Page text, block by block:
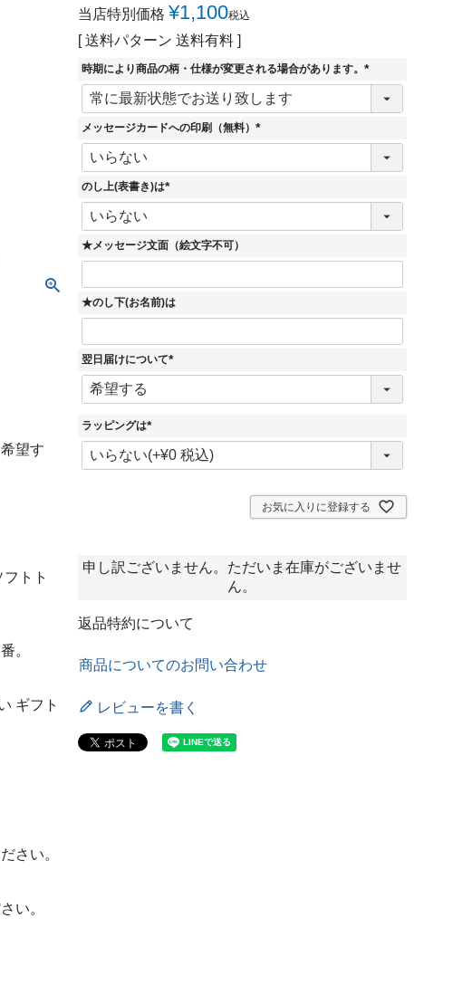
望す
トト
。
ギフト
さい。
い。
当店特別価格 ¥1,100税込
送料パターン 送料有料
時期により商品の柄・仕様が変更される場合があります。
(
須
メッセージカードへの印刷（無料）
(
須
のし上(表書き)は
(
須
)
★メッセージ文面（絵文字不可）
★のし下(お名前)は
翌日届けについて
(
須
ラッピングは
(
必
須
お気に入りに登録する
申し訳ございません。ただいま在庫がございませ
ん。
返品特約について
商品についてのお問い合わせ
レビューを書く